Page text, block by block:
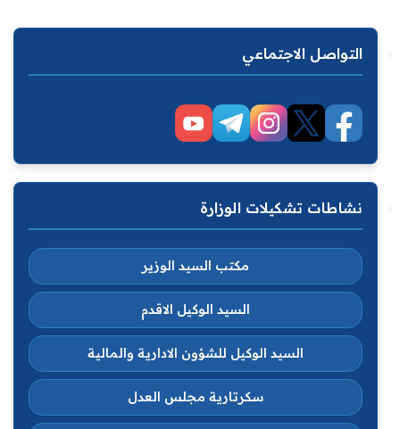
التواصل الاجتماعي
نشاطات تشكيلات الوزارة
مكتب السيد الوزير
السيد الوكيل الاقدم
السيد الوكيل للشؤون الادارية والمالية
سكرتارية مجلس العدل